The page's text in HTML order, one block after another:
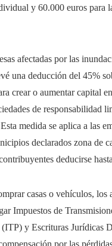
y 60.000 euros para
afectadas por las
una deducción del 45%
crear o aumentar capital
de responsabilidad
medida se aplica a las
declarados zona de
deducirse
casas o vehículos, los
Impuestos de
y Escrituras Jurídicas